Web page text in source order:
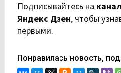
Подписывайтесь на
Яндекс Дзен, чтобы
первыми.
Понравилась новость,